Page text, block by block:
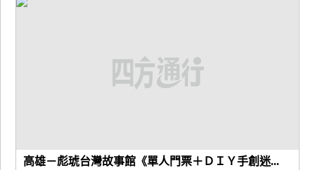
傳
高雄－彪琥台灣故事館《單人門票＋ＤＩＹ手創迷...